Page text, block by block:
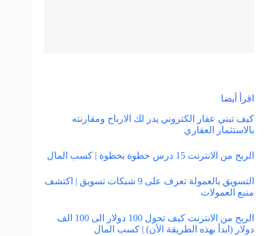
اقرأ أيضا
كيف تبني عقار الكتروني يدر لك الارباح ومقارنته
بالاستثمار العقاري
الربح من الانترنت 15 درس خطوة بخطوة | كسب المال
التسويق بالعمولة تعرف على 9 شبكات تسويق | اكتشف
منبع العمولات
الربح من الانترنت كيف تحول 100 دولار الى 100 الف
دولار (ابدأ بهذه الطريقة الأن) | كسب المال